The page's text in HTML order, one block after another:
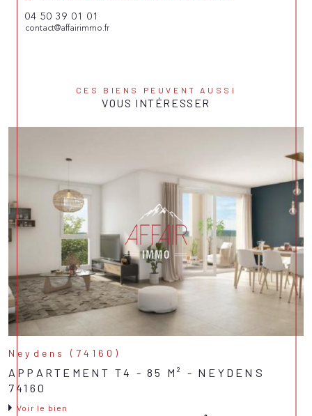
04 50 39 01 01
contact@affairimmo.fr
CES BIENS PEUVENT AUSSI
VOUS INTÉRESSER
Neydens (74160)
APPARTEMENT T4 - 85 M² - NEYDENS
74160
Voir le bien